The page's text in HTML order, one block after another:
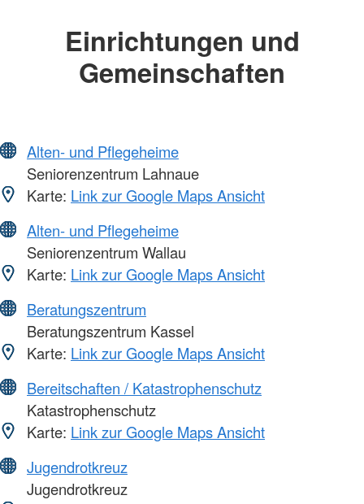
Einrichtungen und
Gemeinschaften
Alten- und Pflegeheime
Seniorenzentrum Lahnaue
Karte: Link zur Google Maps Ansicht
Alten- und Pflegeheime
Seniorenzentrum Wallau
Karte: Link zur Google Maps Ansicht
Beratungszentrum
Beratungszentrum Kassel
Karte: Link zur Google Maps Ansicht
Bereitschaften / Katastrophenschutz
Katastrophenschutz
Karte: Link zur Google Maps Ansicht
Jugendrotkreuz
Jugendrotkreuz